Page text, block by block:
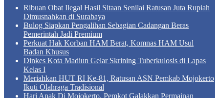
Ribuan Obat Ilegal Hasil Sitaan Senilai Ratusan Juta Rupiah
Dimusnahkan di Surabaya
Bulog Siapkan Pengalihan Sebagian Cadangan Beras
Pemerintah Jadi Premium
Perkuat Hak Korban HAM Berat, Komnas HAM Usul
Badan Khusus
Dinkes Kota Madiun Gelar Skrining Tuberkulosis di Lapas
Kelas I
Meriahkan HUT RI Ke-81, Ratusan ASN Pemkab Mojokerto
Ikuti Olahraga Tradisional
Hari Anak Di Mojokerto, Pemkot Galakkan Permainan